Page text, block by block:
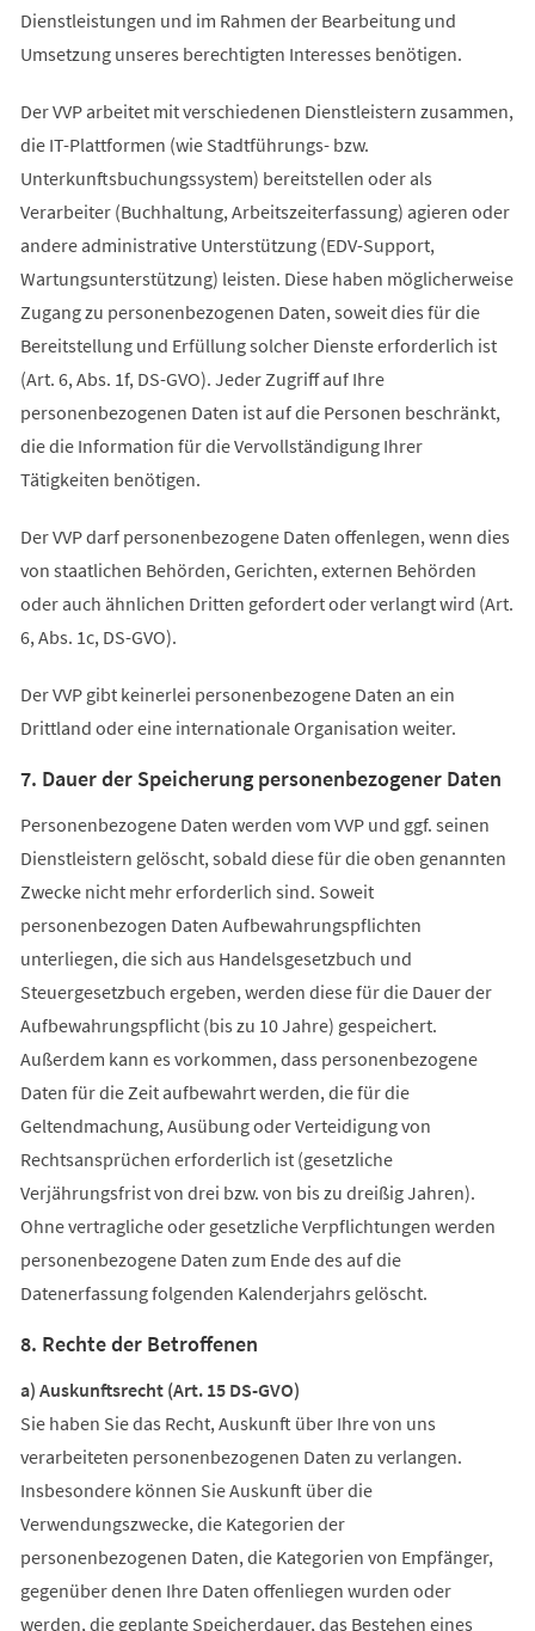
Dienstleistungen und im Rahmen der Bearbeitung und
Umsetzung unseres berechtigten Interesses benötigen.
Der VVP arbeitet mit verschiedenen Dienstleistern zusammen,
die IT-Plattformen (wie Stadtführungs- bzw.
Unterkunftsbuchungssystem) bereitstellen oder als
Verarbeiter (Buchhaltung, Arbeitszeiterfassung) agieren oder
andere administrative Unterstützung (EDV-Support,
Wartungsunterstützung) leisten. Diese haben möglicherweise
Zugang zu personenbezogenen Daten, soweit dies für die
Bereitstellung und Erfüllung solcher Dienste erforderlich ist
(Art. 6, Abs. 1f, DS-GVO). Jeder Zugriff auf Ihre
personenbezogenen Daten ist auf die Personen beschränkt,
die die Information für die Vervollständigung Ihrer
Tätigkeiten benötigen.
Der VVP darf personenbezogene Daten offenlegen, wenn dies
von staatlichen Behörden, Gerichten, externen Behörden
oder auch ähnlichen Dritten gefordert oder verlangt wird (Art.
6, Abs. 1c, DS-GVO).
Der VVP gibt keinerlei personenbezogene Daten an ein
Drittland oder eine internationale Organisation weiter.
7. Dauer der Speicherung personenbezogener Daten
Personenbezogene Daten werden vom VVP und ggf. seinen
Dienstleistern gelöscht, sobald diese für die oben genannten
Zwecke nicht mehr erforderlich sind. Soweit
personenbezogen Daten Aufbewahrungspflichten
unterliegen, die sich aus Handelsgesetzbuch und
Steuergesetzbuch ergeben, werden diese für die Dauer der
Aufbewahrungspflicht (bis zu 10 Jahre) gespeichert.
Außerdem kann es vorkommen, dass personenbezogene
Daten für die Zeit aufbewahrt werden, die für die
Geltendmachung, Ausübung oder Verteidigung von
Rechtsansprüchen erforderlich ist (gesetzliche
Verjährungsfrist von drei bzw. von bis zu dreißig Jahren).
Ohne vertragliche oder gesetzliche Verpflichtungen werden
personenbezogene Daten zum Ende des auf die
Datenerfassung folgenden Kalenderjahrs gelöscht.
8. Rechte der Betroffenen
a) Auskunftsrecht (Art. 15 DS-GVO)
Sie haben Sie das Recht, Auskunft über Ihre von uns
verarbeiteten personenbezogenen Daten zu verlangen.
Insbesondere können Sie Auskunft über die
Verwendungszwecke, die Kategorien der
personenbezogenen Daten, die Kategorien von Empfänger,
gegenüber denen Ihre Daten offenliegen wurden oder
werden, die geplante Speicherdauer, das Bestehen eines